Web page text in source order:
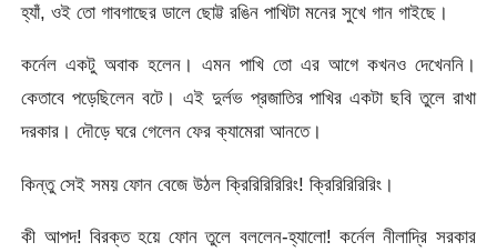
হ্যাঁ, ওই তো গাবগাছের ডালে ছোট্ট রঙিন পাখিটা মনের সুখে গান গাইছে।
কর্নেল একটু অবাক হলেন। এমন পাখি তো এর আগে কখনও দেখেননি।
কেতাবে পড়েছিলেন বটে। এই দুর্লভ প্রজাতির পাখির একটা ছবি তুলে রাখা
দরকার। দৌড়ে ঘরে গেলেন ফের ক্যামেরা আনতে।
কিন্তু সেই সময় ফোন বেজে উঠল ক্রিরিরিরিরিং! ক্রিরিরিরিরিং।
কী আপদ! বিরক্ত হয়ে ফোন তুলে বললেন-হ্যালো! কর্নেল নীলাদ্রি সরকার